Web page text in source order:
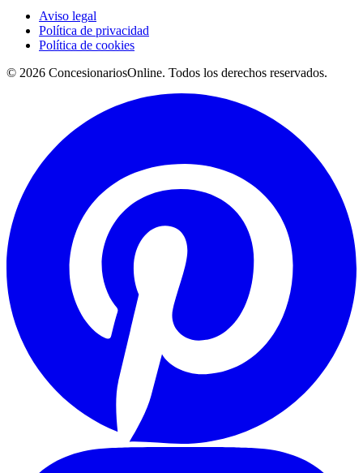
Aviso legal
Política de privacidad
Política de cookies
© 2026 ConcesionariosOnline. Todos los derechos reservados.